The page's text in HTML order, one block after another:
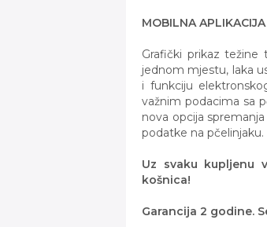
MOBILNA APLIKACIJA
Grafički prikaz
jednom mjestu, laka
i funkciju
važnim podacima sa
nova opcija
podatke na pčelinjaku.
Uz svaku kupljenu
košnica!
Garancija 2 godine.